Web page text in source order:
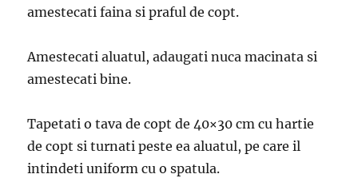
amestecati faina si praful de copt.
Amestecati aluatul, adaugati nuca macinata si
amestecati bine.
Tapetati o tava de copt de 40×30 cm cu hartie
de copt si turnati peste ea aluatul, pe care il
intindeti uniform cu o spatula.